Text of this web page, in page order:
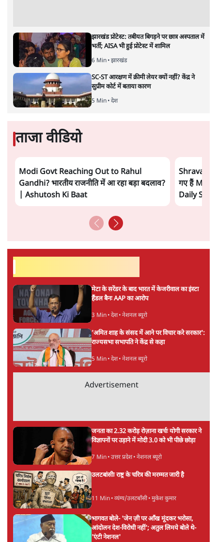
झारखंड प्रोटेस्ट: तबीयत बिगड़ने पर छात्र अस्पताल में
भर्ती; AISA भी हुई प्रोटेस्ट में शामिल
6 Min• झारखंड
SC-ST आरक्षण में क्रीमी लेयर क्यों नहीं? केंद्र ने
सुप्रीम कोर्ट में बताया कारण
5 Min• देश
ताजा वीडियो
Modi Govt Reaching Out to Rahul
Gandhi? भारतीय राजनीति में आ रहा बड़ा बदलाव?
| Ashutosh Ki Baat
Shravan
गए हैं
Daily
मेटा के सरेंडर के बाद भारत में केजरीवाल का इंस्टा
हैंडल बैनः AAP का आरोप
3 Min• देश• नेशनल ब्यूरो
'अमित शाह के संसद में आने पर विचार करे सरकार':
राज्यसभा सभापति ने केंद्र से कहा
5 Min• देश• नेशनल ब्यूरो
Advertisement
जनता का 2.32 करोड़ रोज़ाना खर्चः योगी सरकार ने
विज्ञापनों पर उड़ाने में मोदी 3.0 को भी पीछे छोड़ा
7 Min• उत्तर प्रदेश• नेशनल ब्यूरो
उलटबांसीः राष्ट्र के चरित्र की मरम्मत जारी है
11 Min• व्यंग्य/उलटबाँसी• मुकेश कुमार
भागवत बोले- 'जेन ज़ी पर आँख मूंदकर भरोसा,
आंदोलन देश-विरोधी नहीं'; अतुल लिमये बोले थे-
'एंटी नेशनल'